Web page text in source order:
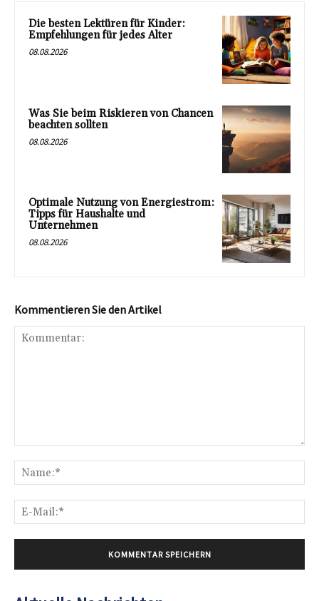
Die besten Lektüren für Kinder:
Empfehlungen für jedes Alter
08.08.2026
Was Sie beim Riskieren von Chancen
beachten sollten
08.08.2026
Optimale Nutzung von Energiestrom:
Tipps für Haushalte und
Unternehmen
08.08.2026
Kommentieren Sie den Artikel